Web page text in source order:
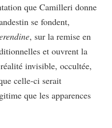
que Camilleri donne
se fondent,
, sur la remise en
et ouvrent la
invisible, occultée,
celle-ci serait
que les apparences